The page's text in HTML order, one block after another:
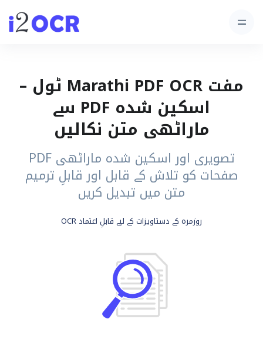
مفت Marathi PDF OCR ٹول –
اسکین شدہ PDF سے
ماراٹھی متن نکالیں
تصویری اور اسکین شدہ ماراٹھی PDF
صفحات کو تلاش کے قابل اور قابلِ ترمیم
متن میں تبدیل کریں
روزمرہ کے دستاویزات کے لیے قابلِ اعتماد OCR